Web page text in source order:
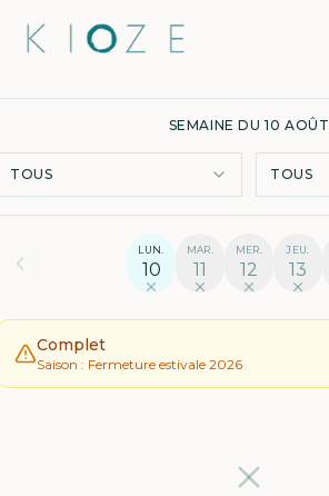
SEMAINE DU 10 AOÛT
TOUS TOUS
LUN.
10
MAR.
11
MER.
12
JEU.
13
Complet
Saison : Fermeture estivale 2026